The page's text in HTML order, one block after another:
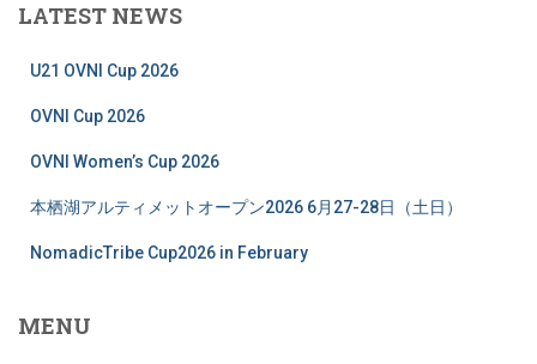
LATEST NEWS
U21 OVNI Cup 2026
OVNI Cup 2026
OVNI Women’s Cup 2026
本栖湖アルティメットオープン2026 6月27-28日（土日）
NomadicTribe Cup2026 in February
MENU